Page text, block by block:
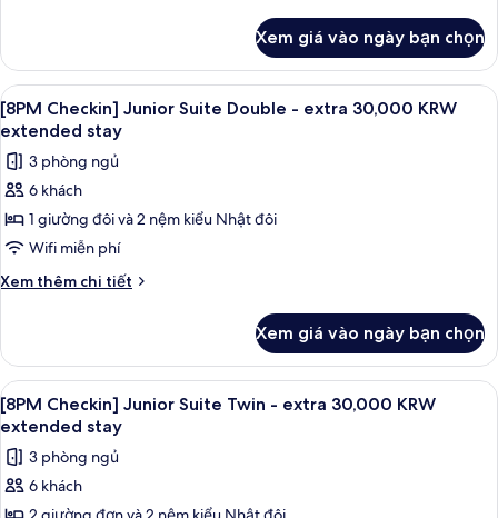
View
extra
30,000
KRW
extended
stay
[8PM
Checkin]
Deluxe
Suite
Mountain
View
extra
30,000
extended
Xem giá vào ngày bạn chọn
Xem
tất
cả
ảnh
[8PM
Checkin]
Junior
Suite
extra
30,000
KRW
extended
stay
TV màn hình phẳng 55-inch có
1
[8PM Checkin] Junior Suite Double - extra 30,000 KRW
extended stay
3 phòng ngủ
6 khách
1 giường đôi và 2 nệm kiểu Nhật đôi
Wifi miễn phí
Xem thêm chi tiết
Chi
[8PM
Checkin]
Junior
Suite
extra
Xem giá vào ngày bạn chọn
Xem
tất
cả
ảnh
[8PM
TV màn hình phẳng 55-inch có
1
[8PM Checkin] Junior Suite Twin - extra 30,000 KRW
extended stay
3 phòng ngủ
6 khách